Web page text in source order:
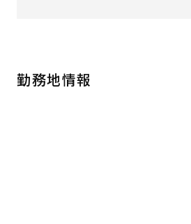
勤務地情報